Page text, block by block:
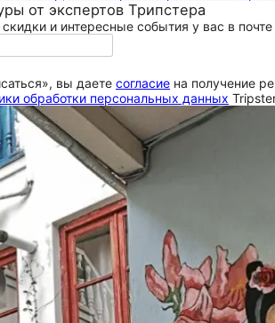
от экспертов Трипстера
и интересные события у вас в почте
вы даете согласие на получение
обработки персональных данных